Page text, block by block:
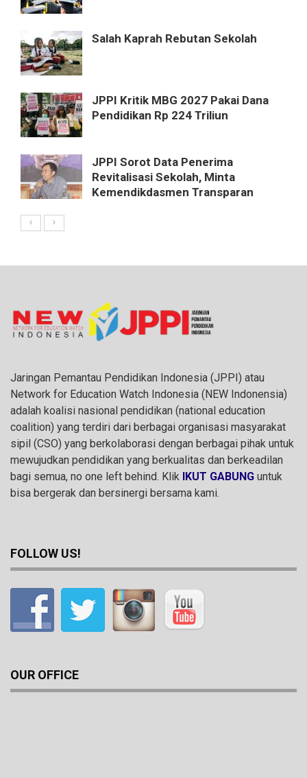
Salah Kaprah Rebutan Sekolah
JPPI Kritik MBG 2027 Pakai Dana
Pendidikan Rp 224 Triliun
JPPI Sorot Data Penerima
Revitalisasi Sekolah, Minta
Kemendikdasmen Transparan
Jaringan Pemantau Pendidikan Indonesia (JPPI) atau
Network for Education Watch Indonesia (NEW Indonensia)
adalah koalisi nasional pendidikan (national education
coalition) yang terdiri dari berbagai organisasi masyarakat
sipil (CSO) yang berkolaborasi dengan berbagai pihak untuk
mewujudkan pendidikan yang berkualitas dan berkeadilan
bagi semua, no one left behind. Klik IKUT GABUNG untuk
bisa bergerak dan bersinergi bersama kami.
FOLLOW US!
OUR OFFICE